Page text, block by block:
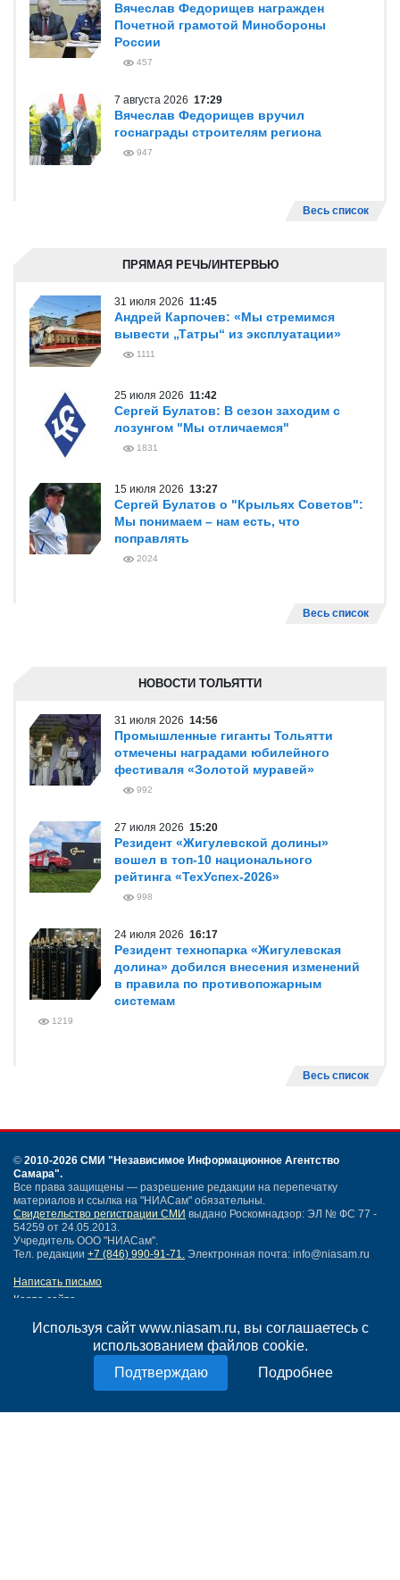
Используя сайт www.niasam.ru, вы соглашаетесь с
использованием файлов cookie.
Подробнее
Вячеслав Федорищев награжден
Почетной грамотой Минобороны
России
457
7 августа 2026 17:29
Вячеслав Федорищев вручил
госнаграды строителям региона
947
Весь список
ПРЯМАЯ РЕЧЬ/ИНТЕРВЬЮ
31 июля 2026 11:45
Андрей Карпочев: «Мы стремимся
вывести „Татры“ из эксплуатации»
1111
25 июля 2026 11:42
Сергей Булатов: В сезон заходим с
лозунгом "Мы отличаемся"
1831
15 июля 2026 13:27
Сергей Булатов о "Крыльях Советов":
Мы понимаем – нам есть, что
поправлять
2024
Весь список
НОВОСТИ ТОЛЬЯТТИ
31 июля 2026 14:56
Промышленные гиганты Тольятти
отмечены наградами юбилейного
фестиваля «Золотой муравей»
992
27 июля 2026 15:20
Резидент «Жигулевской долины»
вошел в топ-10 национального
рейтинга «ТехУспех-2026»
998
24 июля 2026 16:17
Резидент технопарка «Жигулевская
долина» добился внесения изменений
в правила по противопожарным
системам
1219
Весь список
© 2010-2026 СМИ "Независимое Информационное Агентство
Самара".
Все права защищены — разрешение редакции на перепечатку
материалов и ссылка на "НИАСам" обязательны.
Свидетельство регистрации СМИ выдано Роскомнадзор: ЭЛ № ФС 77 -
54259 от 24.05.2013.
Учредитель ООО "НИАСам".
Тел. редакции +7 (846) 990-91-71. Электронная почта: info@niasam.ru
Написать письмо
Карта сайта
Политика конфиденциальности
Согласие на обработку персональных данных